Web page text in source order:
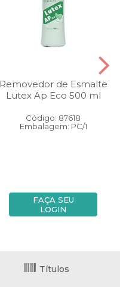
Removedor de Esmalte
Lutex Ap Eco 500 ml
Código: 87618
Embalagem: PC/1
FAÇA SEU
LOGIN
Títulos